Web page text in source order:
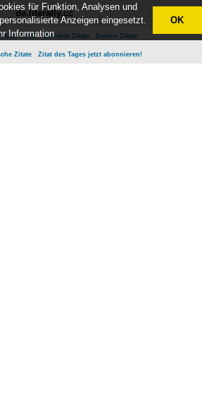
de.literally.cc
Neue Zitate Beliebte Zitate Besten Zitate
Zitate Zitat des Tages jetzt abonnieren!
für Funktion, Analysen und
Anzeigen eingesetzt.
Information
OK